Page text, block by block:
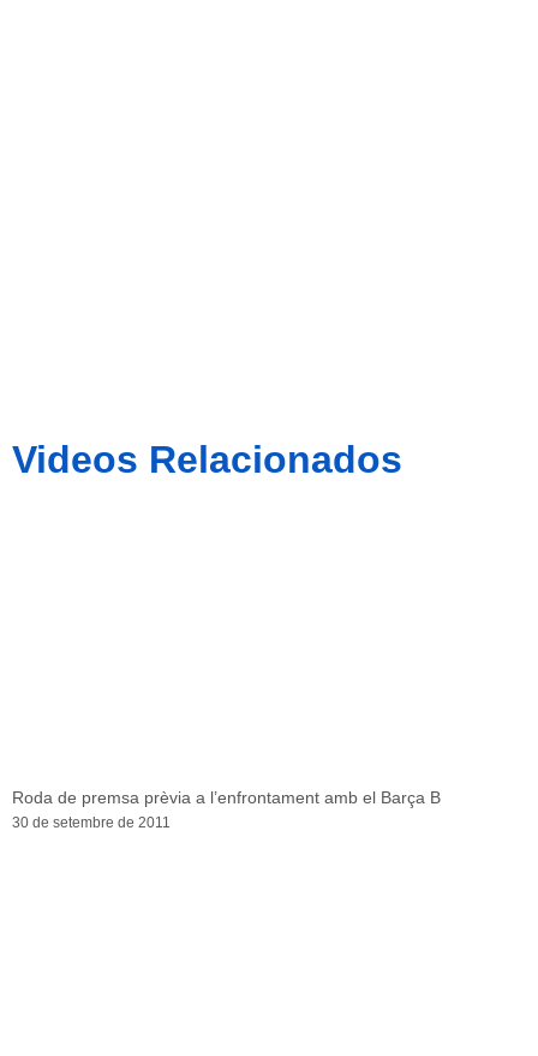
Videos Relacionados
Roda de premsa prèvia a l’enfrontament amb el Barça B
30 de setembre de 2011